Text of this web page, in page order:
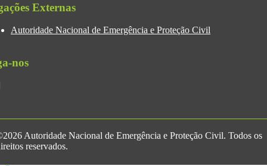
Externas
Autoridade Nacional de Emergência e Proteção Civil
nos
Autoridade Nacional de Emergência e Proteção Civil. Todos os
reservados.